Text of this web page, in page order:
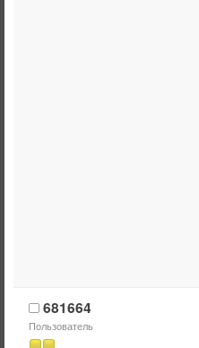
681664
Пользователь